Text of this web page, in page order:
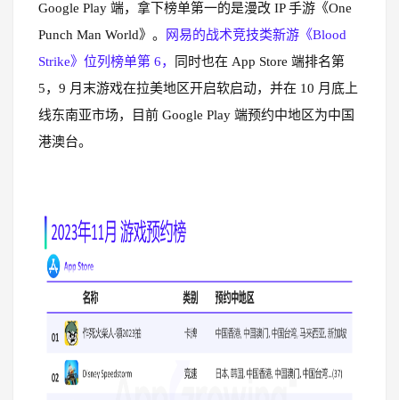
Google Play 端，拿下榜单第一的是漫改 IP 手游《One
Punch Man World》。
网易的战术竞技类新游《Blood
Strike》位列榜单第 6，
同时也在 App Store 端排名第
5，9 月末游戏在拉美地区开启软启动，并在 10 月底上
线东南亚市场，目前 Google Play 端预约中地区为中国
港澳台。